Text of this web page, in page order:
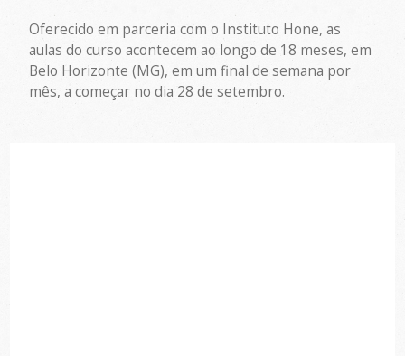
Oferecido em parceria com o Instituto Hone, as
aulas do curso acontecem ao longo de 18 meses, em
Belo Horizonte (MG), em um final de semana por
mês, a começar no dia 28 de setembro.